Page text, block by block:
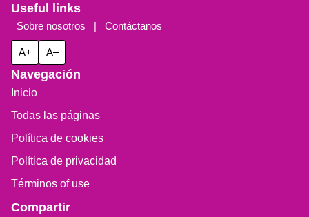
Useful links
Sobre nosotros | Contáctanos
A+ A–
Navegación
Inicio
Todas las páginas
Política de cookies
Política de privacidad
Términos of use
Compartir